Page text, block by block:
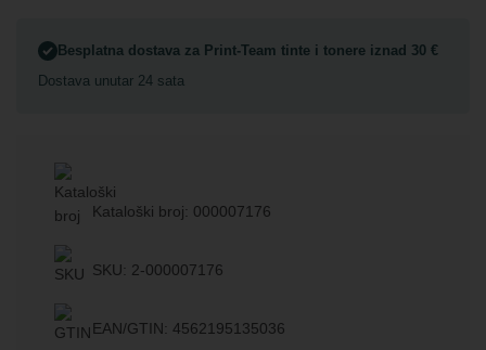
Besplatna dostava za Print-Team tinte i tonere iznad 30 €
Dostava unutar 24 sata
Kataloški broj: 000007176
SKU: 2-000007176
EAN/GTIN: 4562195135036